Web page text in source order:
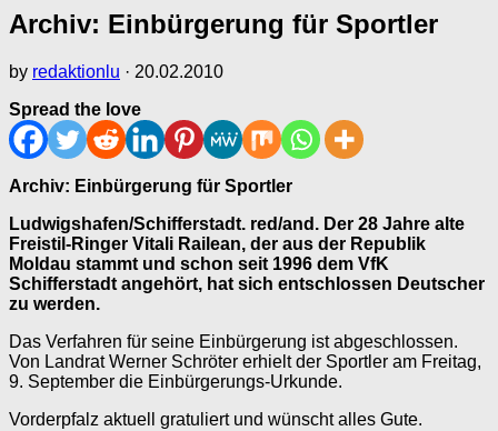
Archiv: Einbürgerung für Sportler
by redaktionlu · 20.02.2010
Spread the love
Archiv: Einbürgerung für Sportler
Ludwigshafen/Schifferstadt. red/and. Der 28 Jahre alte
Freistil-Ringer Vitali Railean, der aus der Republik
Moldau stammt und schon seit 1996 dem VfK
Schifferstadt angehört, hat sich entschlossen Deutscher
zu werden.
Das Verfahren für seine Einbürgerung ist abgeschlossen.
Von Landrat Werner Schröter erhielt der Sportler am Freitag,
9. September die Einbürgerungs-Urkunde.
Vorderpfalz aktuell gratuliert und wünscht alles Gute.